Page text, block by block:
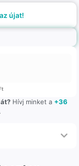
újat!
Hívj minket a +36